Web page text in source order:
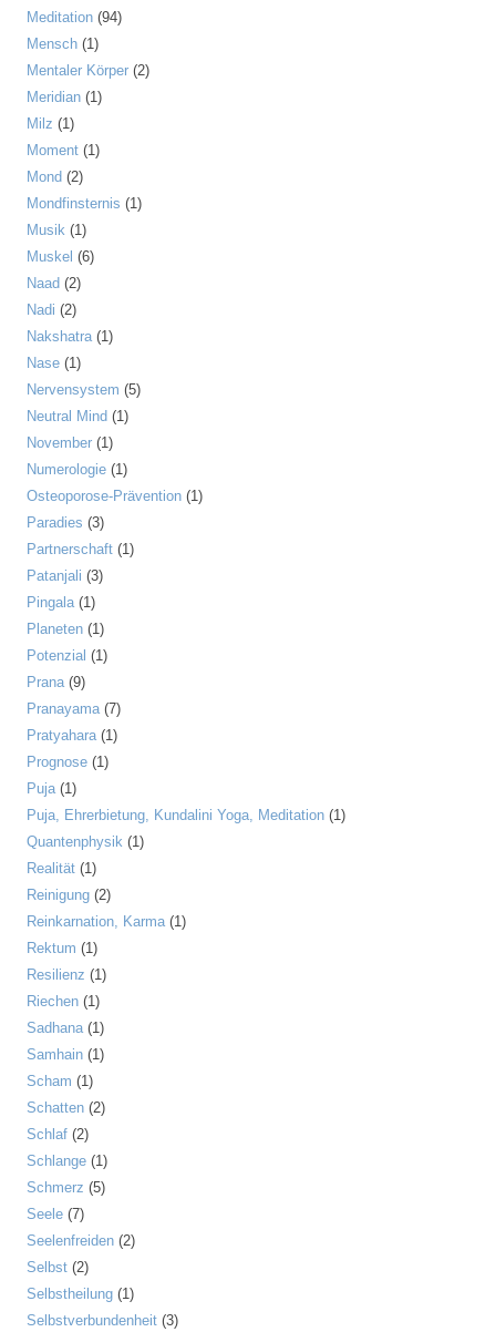
Meditation (94)
Mensch (1)
Mentaler Körper (2)
Meridian (1)
Milz (1)
Moment (1)
Mond (2)
Mondfinsternis (1)
Musik (1)
Muskel (6)
Naad (2)
Nadi (2)
Nakshatra(1)
Nase (1)
Nervensystem (5)
Neutral Mind (1)
November (1)
Numerologie (1)
Osteoporose-Prävention (1)
Paradies (3)
Partnerschaft (1)
Patanjali (3)
Pingala(1)
Planeten (1)
Potenzial (1)
Prana(9)
Pranayama(7)
Pratyahara(1)
Prognose (1)
Puja(1)
Puja, Ehrerbietung, Kundalini Yoga, Meditation (1)
Quantenphysik (1)
Realität (1)
Reinigung (2)
Reinkarnation, Karma(1)
Rektum (1)
Resilienz (1)
Riechen (1)
Sadhana(1)
Samhain (1)
Scham (1)
Schatten (2)
Schlaf (2)
Schlange (1)
Schmerz (5)
Seele (7)
Seelenfreiden (2)
Selbst (2)
Selbstheilung (1)
Selbstverbundenheit (3)